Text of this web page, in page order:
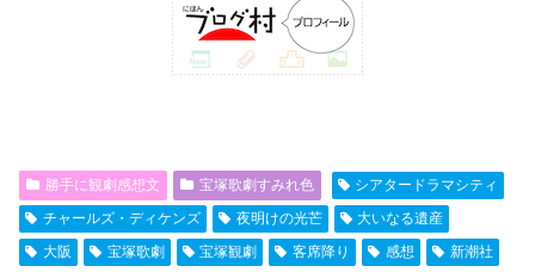
勝手に観劇感想文 宝塚歌劇すみれ色
シアタードラマシティ
チャールズ・ディケンズ
夜明けの光芒
大いなる遺産
大阪
宝塚歌劇 宝塚観劇 客席降り 感想
新潮社